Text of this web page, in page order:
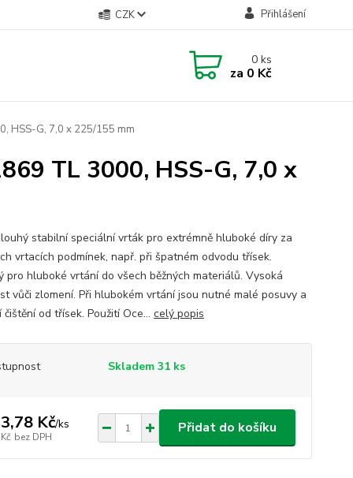
CZK Přihlášení
0ks
za 0 Kč
HSS-G, 7,0 x 225/155 mm
TL 3000, HSS-G, 7,0 x
stabilní speciální vrták pro extrémně hluboké díry za
vrtacích podmínek, např. při špatném odvodu třísek.
pro hluboké vrtání do všech běžných materiálů. Vysoká
vůči zlomení. Při hlubokém vrtání jsou nutné malé posuvy a
čištění od třísek. Použití Oce... celý popis
Skladem 31 ks
Kč/ks
bez DPH
Přidat do košíku